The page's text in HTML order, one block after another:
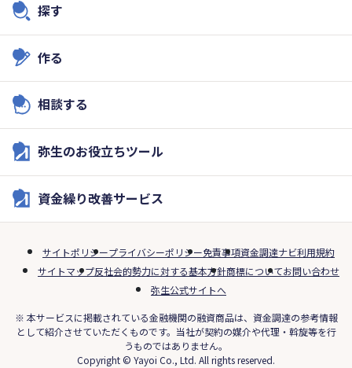
探す
作る
相談する
弥生のお役立ちツール
資金繰り改善サービス
サイトポリシープライバシーポリシー免責事項資金調達ナビ利用規約
サイトマップ反社会的勢力に対する基本方針商標についてお問い合わせ
弥生公式サイトへ
※ 本サービスに掲載されている金融機関の融資商品は、資金調達の参考情報
として紹介させていただくものです。当社が契約の媒介や代理・斡旋等を行
うものではありません。
Copyright © Yayoi Co., Ltd. All rights reserved.